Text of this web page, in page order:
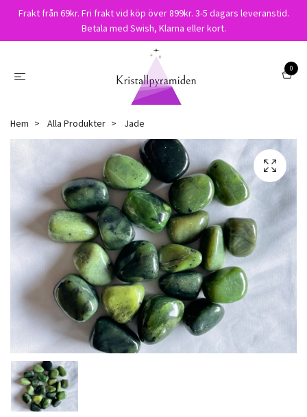
Frakt från 69kr. Fri frakt vid köp över 899kr. 3-5 dagars leveranstid.
Betala med Swish, Klarna eller kort.
0
Hem Alla Produkter Jade